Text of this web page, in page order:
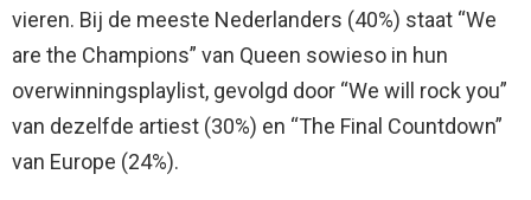
vieren. Bij de meeste Nederlanders (40%) staat “We
are the Champions” van Queen sowieso in hun
overwinningsplaylist, gevolgd door “We will rock you”
van dezelfde artiest (30%) en “The Final Countdown”
van Europe (24%).